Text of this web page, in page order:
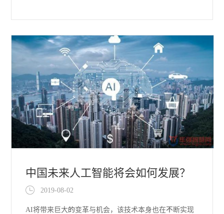
中国未来人工智能将会如何发展？
中国人工智能要开出的花期
2019-08-02
AI将带来巨大的变革与机会，该技术本身也在不断实现